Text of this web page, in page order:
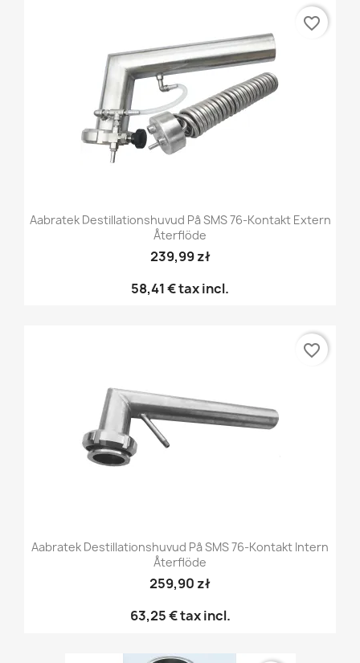
Aabratek Destillationshuvud På SMS 76-Kontakt Extern
Återflöde
239,99 zł
58,41 €tax incl.
favorite_border
Aabratek Destillationshuvud På SMS 76-Kontakt Intern
Återflöde
259,90 zł
63,25 €tax incl.
favorite_border